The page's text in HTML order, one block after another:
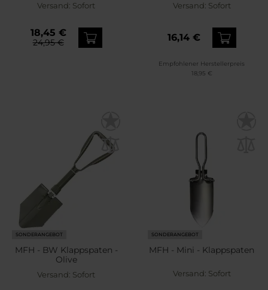
Versand: Sofort
18,45 €
24,95 €
Versand: Sofort
16,14 €
Empfohlener Herstellerpreis
18,95 €
SONDERANGEBOT
MFH - BW Klappspaten -
Olive
Versand: Sofort
SONDERANGEBOT
MFH - Mini - Klappspaten
Versand: Sofort